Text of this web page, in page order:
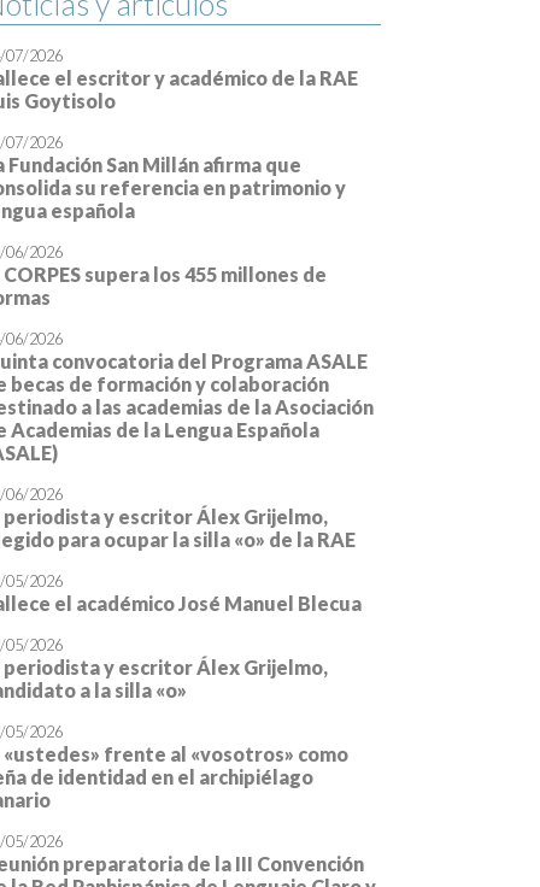
el escritor y académico de la RAE
07/2026
Fundación San Millán afirma que
española
06/2026
CORPES supera los 455 millones de
06/2026
convocatoria del Programa ASALE
becas de formación y colaboración
a las academias de la Asociación
Academias de la Lengua Española
06/2026
periodista y escritor Álex Grijelmo,
para ocupar la silla «o» de la RAE
05/2026
el académico José Manuel Blecua
05/2026
periodista y escritor Álex Grijelmo,
a la silla «o»
05/2026
de identidad en el archipiélago
2026
la Red Panhispánica de Lenguaje Claro